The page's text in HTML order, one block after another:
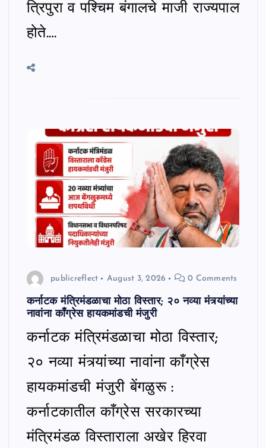
त्रिपुरा व पश्चिम बंगालचे माजी राज्यपाल
होते.…
publicreflect August 3, 2026 0 Comments
कर्नाटक मंत्रिमंडळाचा मोठा विस्तार; २० नव्या मंत्र्यांच्या
नावांना काँग्रेस हायकमांडची मंजुरी
कर्नाटक मंत्रिमंडळाचा मोठा विस्तार;
२० नव्या मंत्र्यांच्या नावांना काँग्रेस
हायकमांडची मंजुरी बेंगळुरू :
कर्नाटकातील काँग्रेस सरकारच्या
मंत्रिमंडळ विस्ताराला अखेर हिरवा